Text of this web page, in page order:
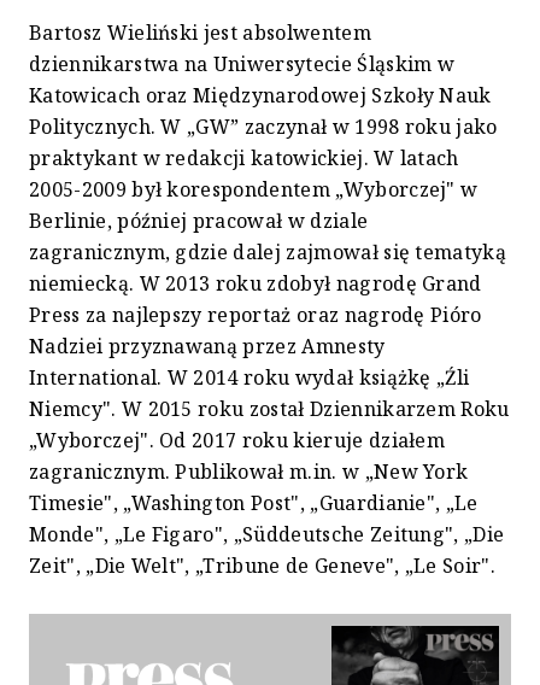
Bartosz Wieliński jest absolwentem
dziennikarstwa na Uniwersytecie Śląskim w
Katowicach oraz Międzynarodowej Szkoły Nauk
Politycznych. W „GW” zaczynał w 1998 roku jako
praktykant w redakcji katowickiej. W latach
2005-2009 był korespondentem „Wyborczej" w
Berlinie, później pracował w dziale
zagranicznym, gdzie dalej zajmował się tematyką
niemiecką. W 2013 roku zdobył nagrodę Grand
Press za najlepszy reportaż oraz nagrodę Pióro
Nadziei przyznawaną przez Amnesty
International. W 2014 roku wydał książkę „Źli
Niemcy". W 2015 roku został Dziennikarzem Roku
„Wyborczej". Od 2017 roku kieruje działem
zagranicznym. Publikował m.in. w „New York
Timesie", „Washington Post", „Guardianie", „Le
Monde", „Le Figaro", „Süddeutsche Zeitung", „Die
Zeit", „Die Welt", „Tribune de Geneve", „Le Soir".